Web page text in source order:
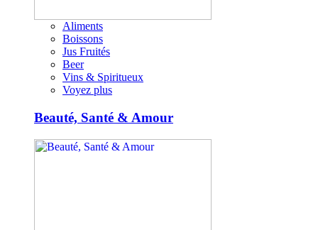
Aliments
Boissons
Jus Fruités
Beer
Vins & Spiritueux
Voyez plus
Beauté, Santé & Amour